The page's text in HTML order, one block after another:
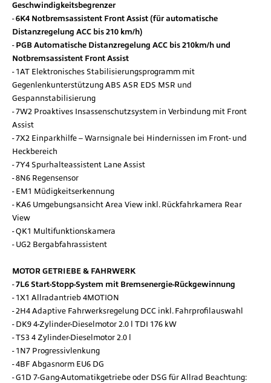
Geschwindigkeitsbegrenzer
6K4 Notbremsassistent Front Assist (für automatische
Distanzregelung ACC bis 210 km/h)
PGB Automatische Distanzregelung ACC bis 210km/h und
Notbremsassistent Front Assist
1AT Elektronisches Stabilisierungsprogramm mit
Gegenlenkunterstützung ABS ASR EDS MSR und
Gespannstabilisierung
7W2 Proaktives Insassenschutzsystem in Verbindung mit Front
Assist
7X2 Einparkhilfe – Warnsignale bei Hindernissen im Front- und
Heckbereich
7Y4 Spurhalteassistent Lane Assist
8N6 Regensensor
EM1 Müdigkeitserkennung
KA6 Umgebungsansicht Area View inkl. Rückfahrkamera Rear
View
QK1 Multifunktionskamera
UG2 Bergabfahrassistent
MOTOR GETRIEBE & FAHRWERK
7L6 Start-Stopp-System mit Bremsenergie-Rückgewinnung
1X1 Allradantrieb 4MOTION
2H4 Adaptive Fahrwerksregelung DCC inkl. Fahrprofilauswahl
DK9 4-Zylinder-Dieselmotor 2.0 l TDI 176 kW
TS3 4 Zylinder-Dieselmotor 2.0 l
1N7 Progressivlenkung
4BF Abgasnorm EU6 DG
G1D 7-Gang-Automatikgetriebe oder DSG für Allrad Beachtung: